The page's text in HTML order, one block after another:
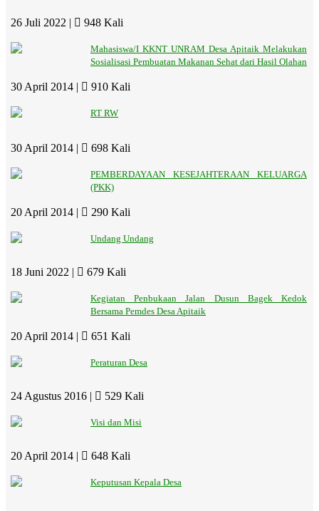
26 Juli 2022 | 948 Kali
Mahasiswa/I KKNT UNRAM Desa Apitaik Melakukan
Sosialisasi Pembuatan Makanan Sehat dari Hasil Olahan
30 April 2014 | 910 Kali
RT RW
30 April 2014 | 698 Kali
PEMBERDAYAAN KESEJAHTERAAN KELUARGA
(PKK)
20 April 2014 | 290 Kali
Undang Undang
18 Juni 2022 | 679 Kali
Kegiatan Penbukaan Jalan Dusun Bagek Kedok
Bersama Pemdes Desa Apitaik
20 April 2014 | 651 Kali
Peraturan Desa
24 Agustus 2016 | 529 Kali
Visi dan Misi
20 April 2014 | 648 Kali
Keputusan Kepala Desa